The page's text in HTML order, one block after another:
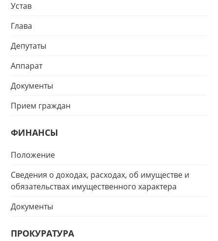
Устав
Глава
Депутаты
Аппарат
Документы
Прием граждан
ФИНАНСЫ
Положение
Сведения о доходах, расходах, об имуществе и
обязательствах имущественного характера
Документы
ПРОКУРАТУРА